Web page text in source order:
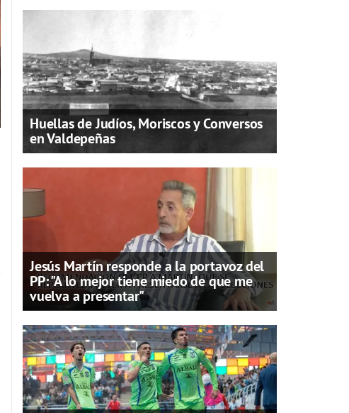
Huellas de Judíos, Moriscos y Conversos
en Valdepeñas
Jesús Martín responde a la portavoz del
PP: "A lo mejor tiene miedo de que me
vuelva a presentar"